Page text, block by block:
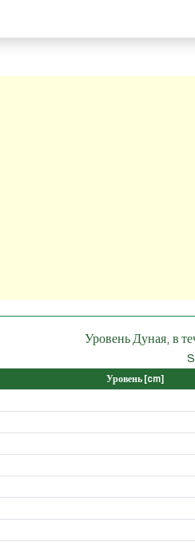
Уровень Дуная, в
Уровень [cm]